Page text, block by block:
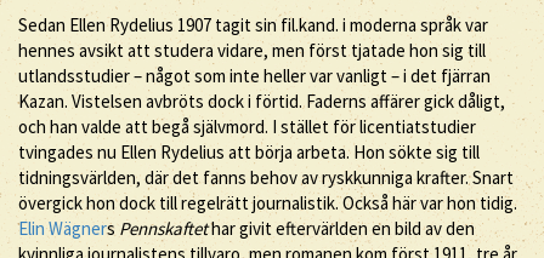
Sedan Ellen Rydelius 1907 tagit sin fil.kand. i moderna språk var
hennes avsikt att studera vidare, men först tjatade hon sig till
utlandsstudier – något som inte heller var vanligt – i det fjärran
Kazan. Vistelsen avbröts dock i förtid. Faderns affärer gick dåligt,
och han valde att begå självmord. I stället för licentiatstudier
tvingades nu Ellen Rydelius att börja arbeta. Hon sökte sig till
tidningsvärlden, där det fanns behov av ryskkunniga krafter. Snart
övergick hon dock till regelrätt journalistik. Också här var hon tidig.
Elin Wägners Pennskaftethar givit eftervärlden en bild av den